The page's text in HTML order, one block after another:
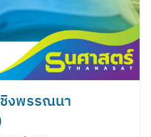
ชิงพรรณนา